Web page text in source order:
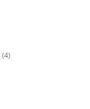
(4)